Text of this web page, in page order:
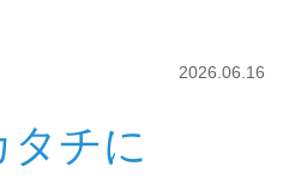
2026.06.16
タチに